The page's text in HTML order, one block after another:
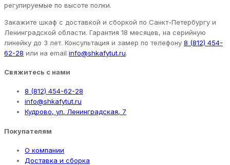
регулируемые по высоте полки.
Закажите шкаф с доставкой и сборкой по Санкт-Петербургу и
Ленинградской области. Гарантия 18 месяцев, на серийную
линейку до 3 лет. Консультация и замер по телефону 8 (812) 454-
62-28 или на email info@shkafytut.ru.
Свяжитесь с нами
8 (812) 454-62-28
info@shkafytut.ru
Кудрово, ул. Ленинградская, 7
Покупателям
О компании
Доставка и сборка